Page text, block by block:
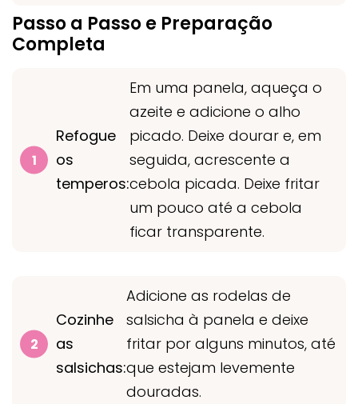
Passo a Passo e Preparação
Completa
Refogue
os
temperos:
Em uma panela, aqueça o
azeite e adicione o alho
picado. Deixe dourar e, em
seguida, acrescente a
cebola picada. Deixe fritar
um pouco até a cebola
ficar transparente.
Cozinhe
as
salsichas:
Adicione as rodelas de
salsicha à panela e deixe
fritar por alguns minutos, até
que estejam levemente
douradas.